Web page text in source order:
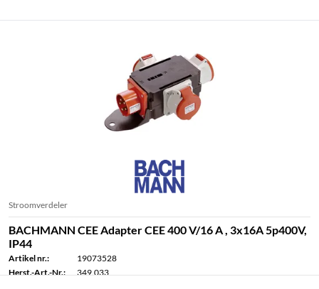
Stroomverdeler
BACHMANN CEE Adapter CEE 400 V/16 A , 3x16A 5p400V,
IP44
Artikel nr.:
19073528
Herst.-Art.-Nr.:
349.033